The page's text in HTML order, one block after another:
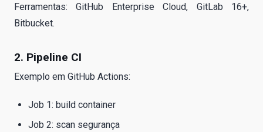
Ferramentas: GitHub Enterprise Cloud, GitLab 16+,
Bitbucket.
2. Pipeline CI
Exemplo em GitHub Actions:
Job 1: build container
Job 2: scan segurança